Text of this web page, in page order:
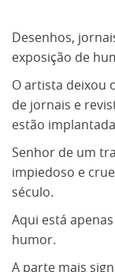
Desenhos,
exposição de
O artista deixou
de jornais e
estão
Senhor de um
impiedoso e
século.
Aqui está
humor.
A parte mais